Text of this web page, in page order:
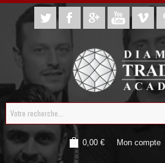
0,00 € Mon compte